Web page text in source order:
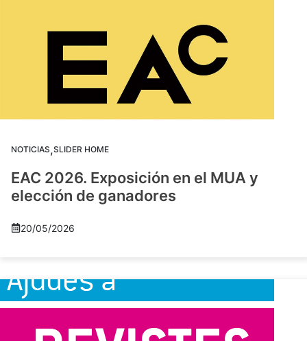
NOTICIAS,SLIDER HOME
EAC 2026. Exposición en el MUA y
elección de ganadores
20/05/2026